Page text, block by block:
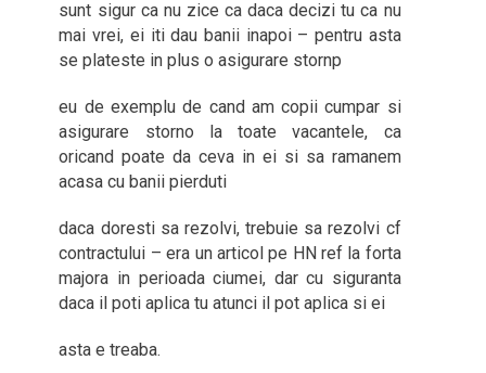
sunt sigur ca nu zice ca daca decizi tu ca nu
mai vrei, ei iti dau banii inapoi – pentru asta
se plateste in plus o asigurare stornp
eu de exemplu de cand am copii cumpar si
asigurare storno la toate vacantele, ca
oricand poate da ceva in ei si sa ramanem
acasa cu banii pierduti
daca doresti sa rezolvi, trebuie sa rezolvi cf
contractului – era un articol pe HN ref la forta
majora in perioada ciumei, dar cu siguranta
daca il poti aplica tu atunci il pot aplica si ei
asta e treaba.